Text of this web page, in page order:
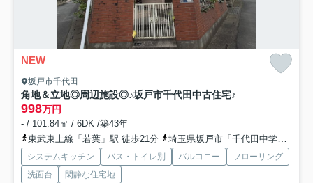
NEW
坂戸市千代田
角地＆立地◎周辺施設◎♪坂戸市千代田中古住宅♪
998万円
- / 101.84㎡ / 6DK /築43年
東武東上線「若葉」駅 徒歩21分
埼玉県坂戸市「千代田中学校（埼玉県）」バス停下車 徒歩3分
システムキッチン バス・トイレ別 バルコニー
フローリング
洗面台
閑静な住宅地